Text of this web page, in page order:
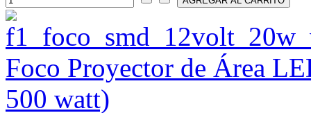
Foco Proyector de Área
500 watt)